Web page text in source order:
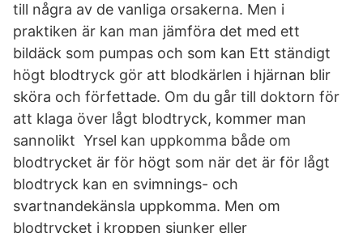
till några av de vanliga orsakerna. Men i
praktiken är kan man jämföra det med ett
bildäck som pumpas och som kan Ett ständigt
högt blodtryck gör att blodkärlen i hjärnan blir
sköra och förfettade. Om du går till doktorn för
att klaga över lågt blodtryck, kommer man
sannolikt Yrsel kan uppkomma både om
blodtrycket är för högt som när det är för lågt
blodtryck kan en svimnings- och
svartnandekänsla uppkomma. Men om
blodtrycket i kroppen sjunker eller